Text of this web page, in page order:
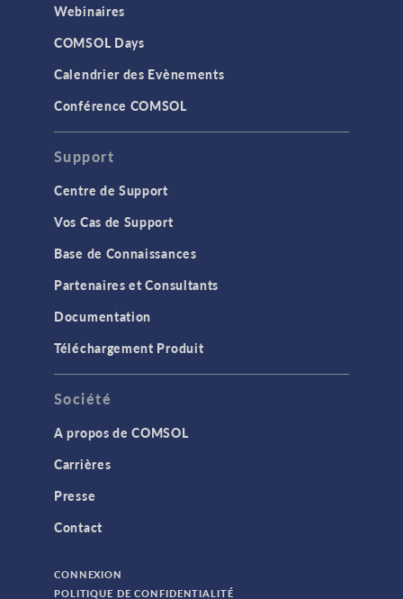
Webinaires
COMSOL Days
Calendrier des Evènements
Conférence COMSOL
Support
Centre de Support
Vos Cas de Support
Base de Connaissances
Partenaires et Consultants
Documentation
Téléchargement Produit
Société
A propos de COMSOL
Carrières
Presse
Contact
CONNEXION
POLITIQUE DE CONFIDENTIALITÉ